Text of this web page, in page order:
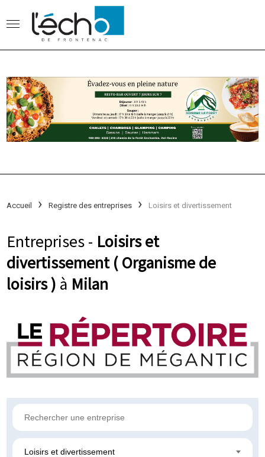
Accueil Registre des entreprises Loisirs et divertissement
Entreprises - Loisirs et
divertissement ( Organisme de
loisirs ) à Milan
Loisirs et divertissement